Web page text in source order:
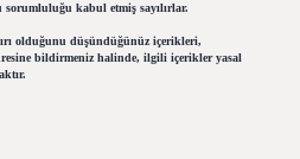
sorumluluğu kabul etmiş sayılırlar.
olduğunu düşündüğünüz içerikleri,
bildirmeniz halinde, ilgili içerikler yasal